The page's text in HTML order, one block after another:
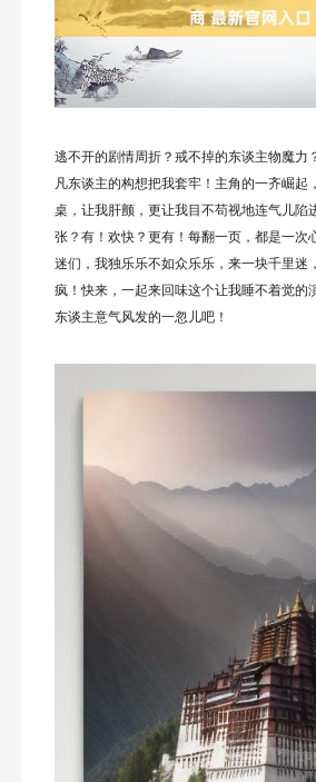
逃不开的剧情周折？戒不掉的东谈主物魔力
凡东谈主的构想把我套牢！主角的一齐崛起
桌，让我肝颤，更让我目不苟视地连气儿陷
张？有！欢快？更有！每翻一页，都是一次
迷们，我独乐乐不如众乐乐，来一块千里迷
疯！快来，一起来回味这个让我睡不着觉的
东谈主意气风发的一忽儿吧！